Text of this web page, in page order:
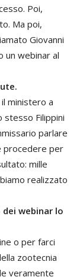
Poi,
Ma poi,
Giovanni
un webinar al
ministero a
stesso Filippini
parlare
procedere per
mille
realizzato
webinar lo
o per farci
zootecnia
veramente